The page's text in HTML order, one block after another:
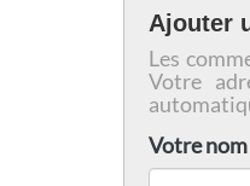
Ajouter
Les
Votre
Votre nom